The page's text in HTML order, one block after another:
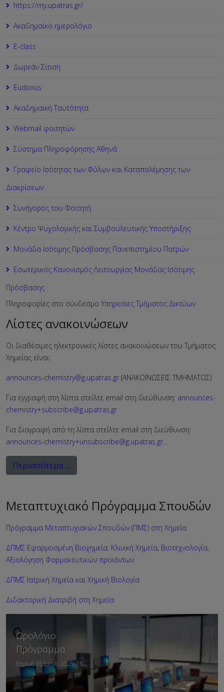
https://my.upatras.gr/
Ακαδημαϊκό ημερολόγιο
Ε-class
Δωρεάν Σίτιση
Εudoxus
Ακαδημαϊκή Ταυτότητα
Webmail φοιτητών
Σύστημα Πληροφόρησης Αθηνά
Γραφείο Ισότητας των Φύλων και Καταπολέμησης των
Διακρίσεων
Συνήγορος του Φοιτητή
Κέντρο Ψυχολογικής και Συμβουλευτικής Υποστήριξης
Μονάδα Ισότιμης Πρόσβασης Πανεπιστημίου Πατρών
Εσωτερικός Κανονισμός Λειτουργίας Μονάδας Ισότιμης
Πρόσβασης
Πληροφορίες στο σύνδεσμο Υπηρεσίες Τμήματος Δικτύων
Λίστες ανακοινώσεων
Οι διαθέσιμες ηλεκτρονικές λίστες ανακοινώσεων του Τμήματος
Χημείας είναι:
announces-chemistry@g.upatras.gr (ΑΝΑΚΟΙΝΩΣΕΙΣ ΤΜΗΜΑΤΟΣ)
Για εγγραφή στη λίστα στείλτε email στη διεύθυνση: announces-
chemistry+subscribe@g.upatras.gr
Για διαγραφή από τη λίστα στείλτε email στη διεύθυνση:
announces-chemistry+unsubscribe@g.upatras.gr...
Περισσότερα …
Μεταπτυχιακό Πρόγραμμα Σπουδών
Πρόγραμμα Μεταπτυχιακών Σπουδών (ΠΜΣ) στη Χημεία
ΔΠΜΣ Εφαρμοσμένη Βιοχημεία: Κλινική Χημεία, Βιοτεχνολογία,
Αξιολόγηση Φαρμακευτικών προϊόντων
ΔΠΜΣ Ιατρική Χημεία και Χημική Βιολογία
Διδακτορική Διατριβή στη Χημεία
Ωρολόγιο
Πρόγραμμα
Εαρινό Εξάμηνο 2025-26